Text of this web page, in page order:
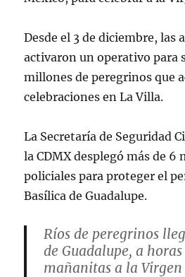
Desde el 3 de diciembre, las
activaron un operativo para
millones de peregrinos que
celebraciones en La Villa.
La Secretaría de Seguridad
la CDMX desplegó más de 6
policiales para proteger el
Basílica de Guadalupe.
Ríos de peregrinos
de Guadalupe, a
mañanitas a la Virgen